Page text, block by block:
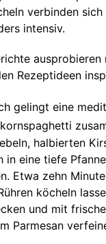
verbinden
intensiv.
ausprobieren
Rezeptideen
gelingt eine
halbierten
in eine tiefe
Etwa zehn
köcheln
und mit
Parmesan